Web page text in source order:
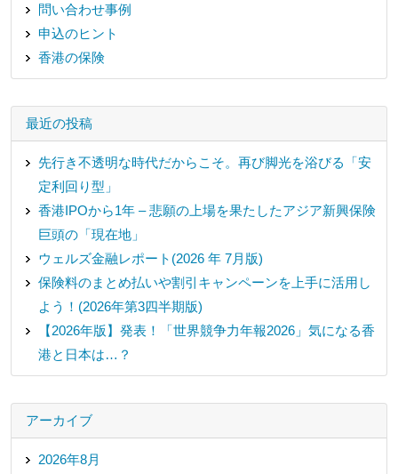
問い合わせ事例
申込のヒント
香港の保険
最近の投稿
先行き不透明な時代だからこそ。再び脚光を浴びる「安
定利回り型」
香港IPOから1年 – 悲願の上場を果たしたアジア新興保険
巨頭の「現在地」
ウェルズ金融レポート(2026 年 7月版)
保険料のまとめ払いや割引キャンペーンを上手に活用し
よう！(2026年第3四半期版)
【2026年版】発表！「世界競争力年報2026」気になる香
港と日本は…？
アーカイブ
2026年8月